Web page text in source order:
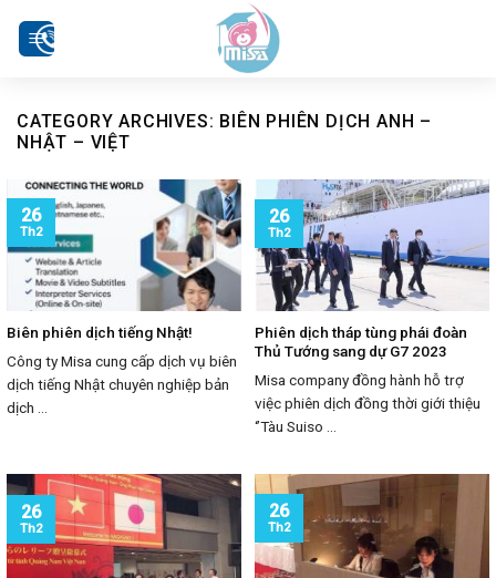
CATEGORY ARCHIVES: BIÊN PHIÊN DỊCH ANH –
NHẬT – VIỆT
Biên phiên dịch tiếng Nhật!
Công ty Misa cung cấp dịch vụ biên
dịch tiếng Nhật chuyên nghiệp bản
dịch ...
26
Th2
Phiên dịch tháp tùng phái đoàn
Thủ Tướng sang dự G7 2023
Misa company đồng hành hỗ trợ
việc phiên dịch đồng thời giới thiệu
‘’Tàu Suiso ...
26
Th2
26
Th2
26
Th2